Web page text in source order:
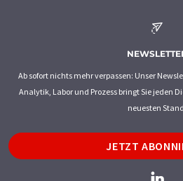
Ab sofort nichts mehr verpassen: Unser
Analytik, Labor und Prozess bringt Sie jeden
neuesten
JETZT